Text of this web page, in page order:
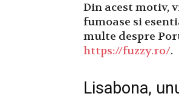
Din acest motiv,
fumoase si
multe despre
https://fuzzy.ro/.
Lisabona,